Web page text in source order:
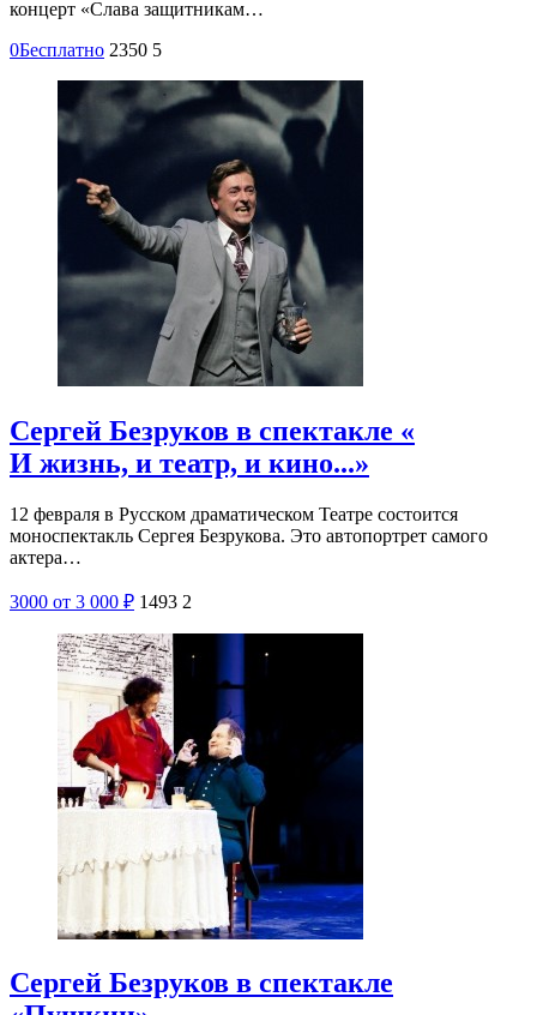
концерт «Слава защитникам…
0Бесплатно 2350 5
Сергей Безруков в спектакле «
И жизнь, и театр, и кино...»
12 февраля в Русском драматическом Театре состоится
моноспектакль Сергея Безрукова. Это автопортрет самого
актера…
3000 от 3 000 ₽ 1493 2
Сергей Безруков в спектакле